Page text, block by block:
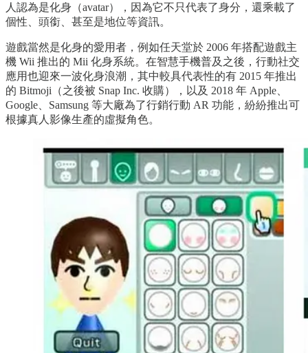
人認為是化身（avatar），因為它不只代表了身分，還乘載了
個性、頭銜、甚至是地位等資訊。
遊戲當然是化身的愛用者，例如任天堂於 2006 年搭配遊戲主
機 Wii 推出的 Mii 化身系統。在智慧手機普及之後，行動社交
應用也迎來一波化身浪潮，其中較具代表性的有 2015 年推出
的 Bitmoji（之後被 Snap Inc. 收購），以及 2018 年 Apple、
Google、Samsung 等大廠為了行銷行動 AR 功能，紛紛推出可
根據真人影像生產的虛擬角色。